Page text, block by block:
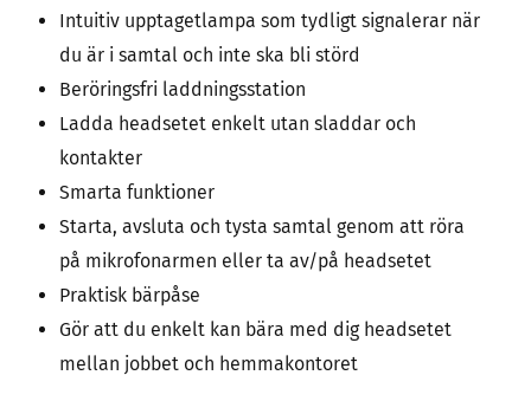
Intuitiv upptagetlampa som tydligt signalerar när
du är i samtal och inte ska bli störd
Beröringsfri laddningsstation
Ladda headsetet enkelt utan sladdar och
kontakter
Smarta funktioner
Starta, avsluta och tysta samtal genom att röra
på mikrofonarmen eller ta av/på headsetet
Praktisk bärpåse
Gör att du enkelt kan bära med dig headsetet
mellan jobbet och hemmakontoret